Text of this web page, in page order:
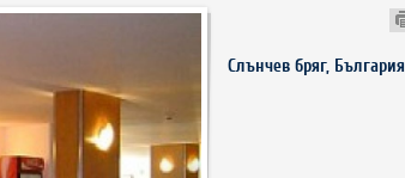
Слънчев бряг, България